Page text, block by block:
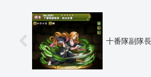
十番隊副隊